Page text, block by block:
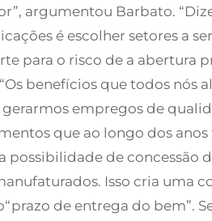
argumentou Barbato.
é escolher setores a
para o risco de a abertura
benefícios que todos nós
gerarmos empregos de
que ao longo dos anos
de concessão
Isso cria uma
de entrega do bem”.